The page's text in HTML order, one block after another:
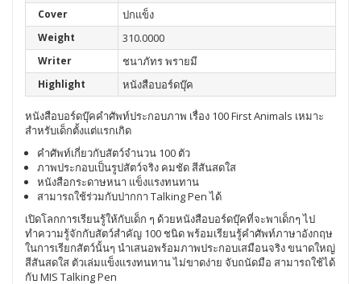
Cover ปกแข็ง
Weight 310.0000
Writer ชนาภัทร พรายมี
Highlight หนังสือบอร์ดบุ๊ค
หนังสือบอร์ดบุ๊คคำศัพท์ประกอบภาพ เรื่อง 100 First Animals เหมาะ
สำหรับเด็กตั้งแต่แรกเกิด
คำศัพท์เกี่ยวกับสัตว์จำนวน 100 ตัว
ภาพประกอบเป็นรูปสัตว์จริง คมชัด สีสันสดใส
หนังสือกระดาษหนา แข็งแรงทนทาน
สามารถใช้ร่วมกับปากกา Talking Pen ได้
เปิดโลกการเรียนรู้ให้กับเด็ก ๆ ด้วยหนังสือบอร์ดบุ๊คที่จะพาเด็กๆ ไป
ทำความรู้จักกับสัตว์สำคัญ 100 ชนิด พร้อมเรียนรู้คำศัพท์ภาษาอังกฤษ
ในการเรียกสัตว์นั้นๆ นำเสนอพร้อมภาพประกอบเสมือนจริง ขนาดใหญ่
สีสันสดใส ตัวเล่มแข็งแรงทนทาน ไม่ขาดง่าย จับถนัดมือ สามารถใช้ได้
กับ MIS Talking Pen